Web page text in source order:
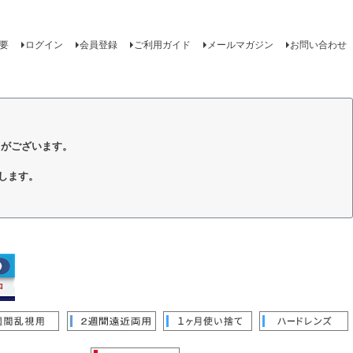
ログイン 会員登録 ご利用ガイド メールマガジン お問い合わせ
ございます。
ます。